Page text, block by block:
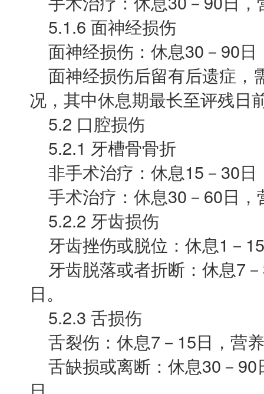
5.1.6 面神经损伤
面神经损伤：休息30－90日
面神经损伤后留有后遗症，
况，其中休息期最长至评残日
5.2 口腔损伤
5.2.1 牙槽骨骨折
非手术治疗：休息15－30日
手术治疗：休息30－60日，
5.2.2 牙齿损伤
牙齿挫伤或脱位：休息1－
牙齿脱落或者折断：休息7
日。
5.2.3 舌损伤
舌裂伤：休息7－15日，营
舌缺损或离断：休息30－90